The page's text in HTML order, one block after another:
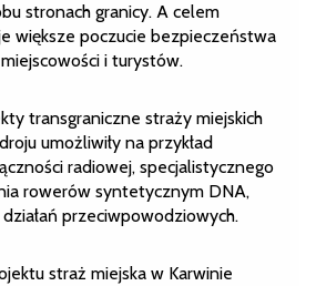
stronach granicy. A celem
większe poczucie bezpieczeństwa
i turystów.
transgraniczne straży miejskich
umożliwiły na przykład
radiowej, specjalistycznego
rowerów syntetycznym DNA,
przeciwpowodziowych.
straż miejska w Karwinie